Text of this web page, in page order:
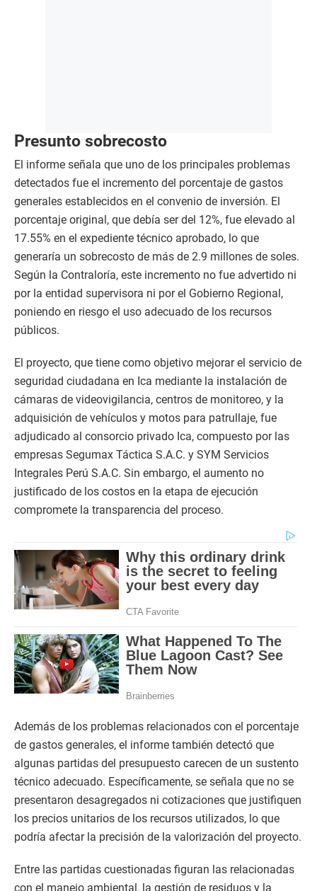
Presunto sobrecosto
El informe señala que uno de los principales problemas
detectados fue el incremento del porcentaje de gastos
generales establecidos en el convenio de inversión. El
porcentaje original, que debía ser del 12%, fue elevado al
17.55% en el expediente técnico aprobado, lo que
generaría un sobrecosto de más de 2.9 millones de soles.
Según la Contraloría, este incremento no fue advertido ni
por la entidad supervisora ni por el Gobierno Regional,
poniendo en riesgo el uso adecuado de los recursos
públicos.
El proyecto, que tiene como objetivo mejorar el servicio de
seguridad ciudadana en Ica mediante la instalación de
cámaras de videovigilancia, centros de monitoreo, y la
adquisición de vehículos y motos para patrullaje, fue
adjudicado al consorcio privado Ica, compuesto por las
empresas Segumax Táctica S.A.C. y SYM Servicios
Integrales Perú S.A.C. Sin embargo, el aumento no
justificado de los costos en la etapa de ejecución
compromete la transparencia del proceso.
Además de los problemas relacionados con el porcentaje
de gastos generales, el informe también detectó que
algunas partidas del presupuesto carecen de un sustento
técnico adecuado. Específicamente, se señala que no se
presentaron desagregados ni cotizaciones que justifiquen
los precios unitarios de los recursos utilizados, lo que
podría afectar la precisión de la valorización del proyecto.
Entre las partidas cuestionadas figuran las relacionadas
con el manejo ambiental, la gestión de residuos y la